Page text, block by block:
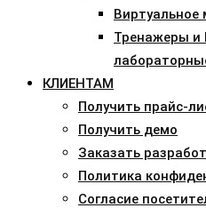
Виртуальное
Тренажеры и
КЛИЕНТАМ
Получить прайс-
Получить демо
Заказать
Политика
Согласие